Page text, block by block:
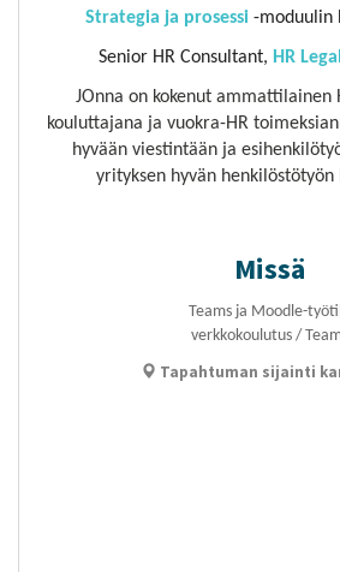
Strategia ja prosessi-moduulin
Senior HR Consultant, HR
JOnna on kokenut ammattilainen
kouluttajana ja vuokra-HR
hyvään viestintään ja
yrityksen hyvän henkilöstötyön
Missä
Teams ja Moodle-
verkkokoulutus /
Tapahtuman sijainti